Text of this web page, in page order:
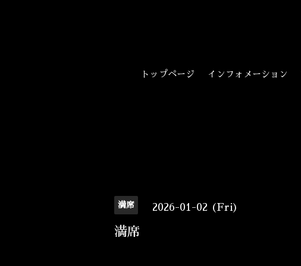
トップページ インフォメーション
満席 2026-01-02 (Fri)
満席